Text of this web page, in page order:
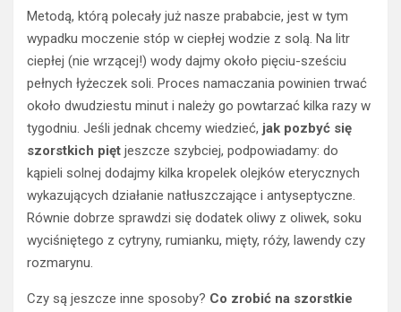
Metodą, którą polecały już nasze prababcie, jest w tym
wypadku moczenie stóp w ciepłej wodzie z solą. Na litr
ciepłej (nie wrzącej!) wody dajmy około pięciu-sześciu
pełnych łyżeczek soli. Proces namaczania powinien trwać
około dwudziestu minut i należy go powtarzać kilka razy w
tygodniu. Jeśli jednak chcemy wiedzieć, jak pozbyć się
szorstkich pięt jeszcze szybciej, podpowiadamy: do
kąpieli solnej dodajmy kilka kropelek olejków eterycznych
wykazujących działanie natłuszczające i antyseptyczne.
Równie dobrze sprawdzi się dodatek oliwy z oliwek, soku
wyciśniętego z cytryny, rumianku, mięty, róży, lawendy czy
rozmarynu.
Czy są jeszcze inne sposoby? Co zrobić na szorstkie